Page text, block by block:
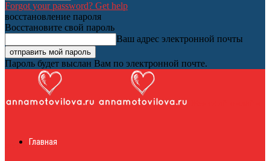
Forgot your password? Get help
восстановление пароля
Восстановите свой пароль
Ваш адрес электронной почты
Пароль будет выслан Вам по электронной почте.
журналГлавная